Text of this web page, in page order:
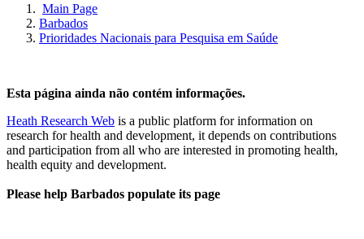
Main Page
Barbados
Prioridades Nacionais para Pesquisa em Saúde
Esta página ainda não contém informações.
Heath Research Web is a public platform for information on
research for health and development, it depends on contributions
and participation from all who are interested in promoting health,
health equity and development.
Please help Barbados populate its page